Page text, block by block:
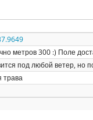
метров 300 :) Поле
под любой ветер, но
трава